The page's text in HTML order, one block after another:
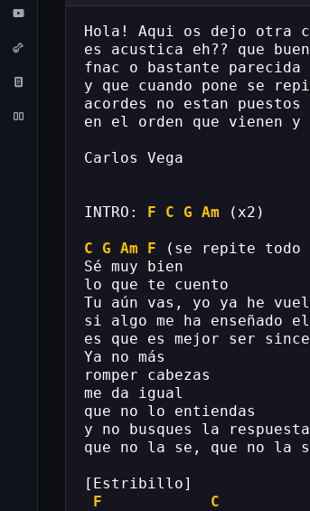
Hola! Aqui os dejo otra
es acustica eh?? que
fnac o bastante parecida
y que cuando pone se
acordes no estan
en el orden que vienen y
Carlos Vega
INTRO: F C G Am (x2)
C G Am F (se repite todo
Sé muy bien
lo que te cuento
Tu aún vas, yo ya he
si algo me ha enseñado
es que es mejor ser
Ya no más
romper cabezas
me da igual
que no lo entiendas
y no busques la respuesta
que no la se, que no la
[Estribillo]
F
C